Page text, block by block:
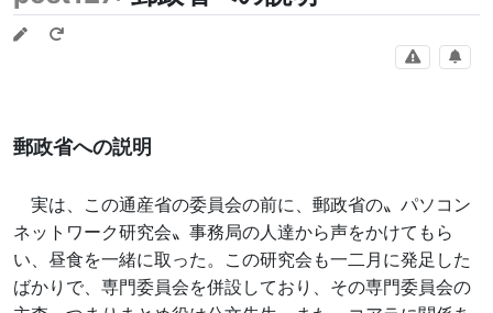
郵政省への説明
実は、この通産省の委員会の前に、郵政省の〟パソコン
ネットワーク研究会〟事務局の人達から声をかけてもら
い、昼食を一緒に取った。この研究会も一二月に発足した
ばかりで、専門委員会を併設しており、その専門委員会の